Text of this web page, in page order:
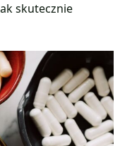
skutecznie